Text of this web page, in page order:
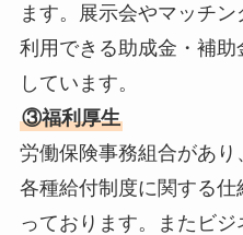
ます。展示会やマッチ
利用できる助成金・補
しています。
③福利厚生
労働保険事務組合があり
各種給付制度に関する
っております。またビ